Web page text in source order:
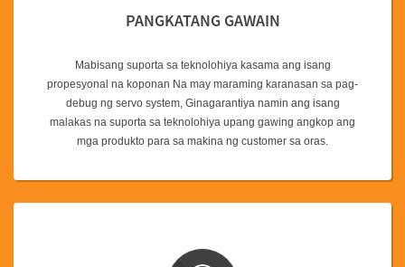
PANGKATANG GAWAIN
Mabisang suporta sa teknolohiya kasama ang isang
propesyonal na koponan Na may maraming karanasan sa pag-
debug ng servo system, Ginagarantiya namin ang isang
malakas na suporta sa teknolohiya upang gawing angkop ang
mga produkto para sa makina ng customer sa oras.